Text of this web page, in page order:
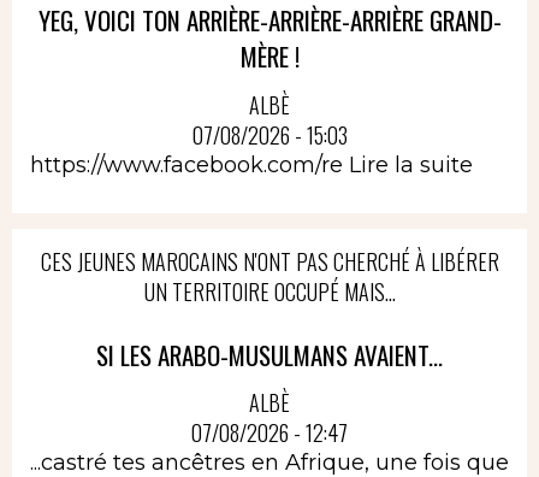
YEG, VOICI TON ARRIÈRE-ARRIÈRE-ARRIÈRE GRAND-
MÈRE !
ALBÈ
07/08/2026 - 15:03
https://www.facebook.com/re Lire la suite
CES JEUNES MAROCAINS N'ONT PAS CHERCHÉ À LIBÉRER
UN TERRITOIRE OCCUPÉ MAIS...
SI LES ARABO-MUSULMANS AVAIENT...
ALBÈ
07/08/2026 - 12:47
...castré tes ancêtres en Afrique, une fois que